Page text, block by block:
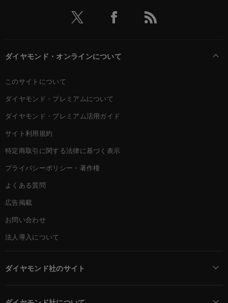
ダイヤモンド・オンラインについて
このサイトについて
ダイヤモンド・プレミアムについて
ダイヤモンド・プレミアム活用ガイド
サイト利用規約
特定商取引に関する法律に基づく表示
プライバシーポリシー・著作権
よくある質問
広告掲載
お問い合わせ
法人導入について
ダイヤモンド社のサイト